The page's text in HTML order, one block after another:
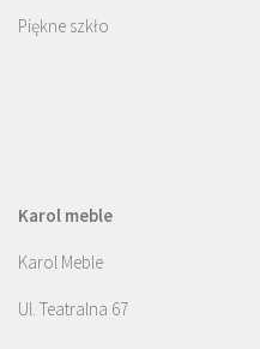
Piękne szkło
Karol meble
Karol Meble
Ul. Teatralna 67